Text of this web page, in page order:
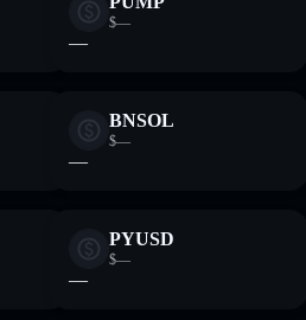
$—
—
BNSOL
$—
—
PYUSD
$—
—